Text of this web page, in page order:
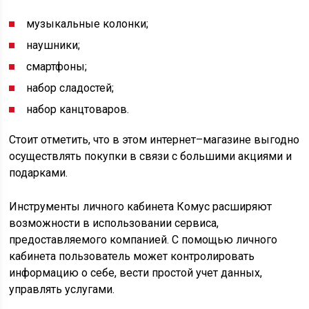
музыкальные колонки;
наушники;
смартфоны;
набор сладостей;
набор канцтоваров.
Стоит отметить, что в этом интернет–магазине выгодно
осуществлять покупки в связи с большими акциями и
подарками.
Инструменты личного кабинета Комус расширяют
возможности в использовании сервиса,
предоставляемого компанией. С помощью личного
кабинета пользователь может контролировать
информацию о себе, вести простой учет данных,
управлять услугами.